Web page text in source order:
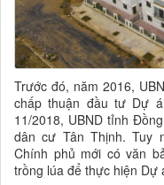
Trước đó, năm 2016,
chấp thuận đầu tư Dự
11/2018, UBND tỉnh
dân cư Tân Thịnh. Tuy
Chính phủ mới có văn
trồng lúa để thực hiện Dự